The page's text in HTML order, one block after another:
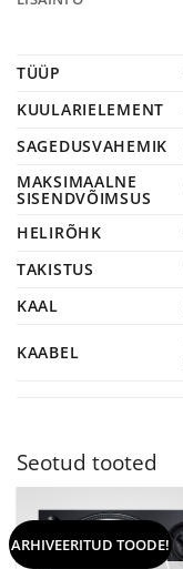
TÜÜP
KUULARIELEMENT
SAGEDUSVAHEMIK
MAKSIMAALNE
SISENDVÕIMSUS
HELIRÕHK
TAKISTUS
KAAL
KAABEL
Seotud tooted
ARHIVEERITUD TOODE!